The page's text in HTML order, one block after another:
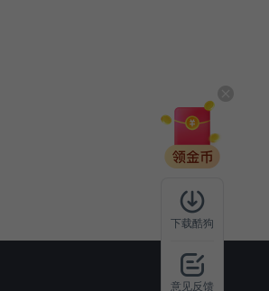
下载酷狗
意见反馈